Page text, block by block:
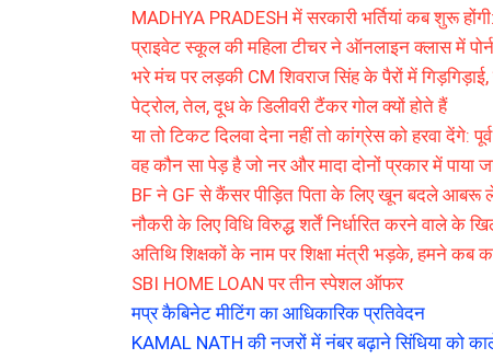
MADHYA PRADESH में सरकारी भर्तियां कब शुरू
प्राइवेट स्कूल की महिला टीचर ने ऑनलाइन क्लास में
भरे मंच पर लड़की CM शिवराज सिंह के पैरों में
पेट्रोल, तेल, दूध के डिलीवरी टैंकर गोल क्यों होते हैं
या तो टिकट दिलवा देना नहीं तो कांग्रेस को हरवा देंगे:
वह कौन सा पेड़ है जो नर और मादा दोनों प्रकार में पाया
BF ने GF से कैंसर पीड़ित पिता के लिए खून बदले आबरू
नौकरी के लिए विधि विरुद्ध शर्तें निर्धारित करने वाले के
अतिथि शिक्षकों के नाम पर शिक्षा मंत्री भड़के, हमने कब
SBI HOME LOAN पर तीन स्पेशल ऑफर
मप्र कैबिनेट मीटिंग का आधिकारिक प्रतिवेदन
KAMAL NATH की नजरों में नंबर बढ़ाने सिंधिया को